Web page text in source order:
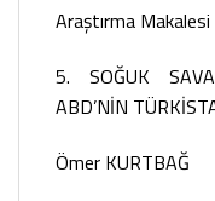
Araştırma Makalesi
5. SOĞUK
ABD’NİN
Ömer KURTBAĞ